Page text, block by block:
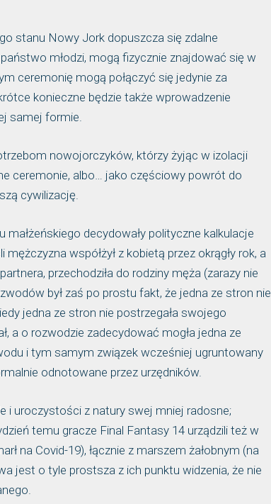
stanu Nowy Jork dopuszcza się zdalne
młodzi, mogą fizycznie znajdować się w
ceremonię mogą połączyć się jedynie za
konieczne będzie także wprowadzenie
samej formie.
nowojorczyków, którzy żyjąc w izolacji
ceremonie, albo… jako częściowy powrót do
cywilizację.
decydowały polityczne kalkulacje
współżył z kobietą przez okrągły rok, a
przechodziła do rodziny męża (zarazy nie
był zaś po prostu fakt, że jedna ze stron nie
jedna ze stron nie postrzegała swojego
a o rozwodzie zadecydować mogła jedna ze
i tym samym związek wcześniej ugruntowany
odnotowane przez urzędników.
i uroczystości z natury swej mniej radosne;
temu gracze Final Fantasy 14 urządzili też w
na Covid-19), łącznie z marszem żałobnym (na
jest o tyle prostsza z ich punktu widzenia, że nie